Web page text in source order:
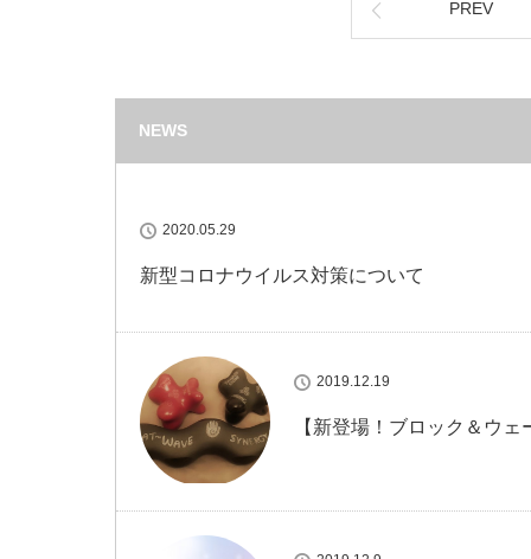
PREV
NEWS
2020.05.29
新型コロナウイルス対策について
2019.12.19
【新登場！ブロック＆ウェ